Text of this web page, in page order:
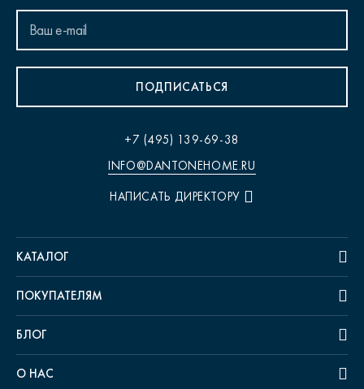
ПОДПИСАТЬСЯ
+7 (495) 139-69-38
INFO@DANTONEHOME.RU
НАПИСАТЬ ДИРЕКТОРУ
КАТАЛОГ
ПОКУПАТЕЛЯМ
БЛОГ
О НАС